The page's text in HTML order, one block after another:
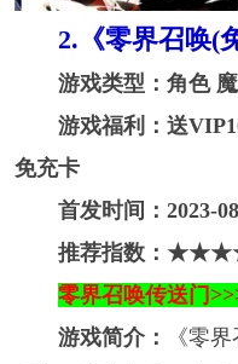
2. 《零界召唤(
游戏类型：角色
游戏福利：送
免充卡
首发时间：2023-
推荐指数：
零界召唤传送门
游戏简介：
《零